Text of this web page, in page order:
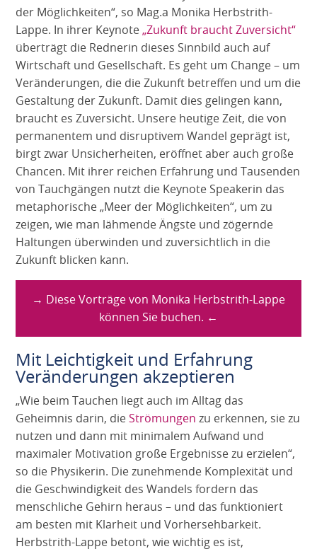
der Möglichkeiten“, so Mag.a Monika Herbstrith-
Lappe. In ihrer Keynote„Zukunft braucht Zuversicht“
überträgt die Rednerin dieses Sinnbild auch auf
Wirtschaft und Gesellschaft. Es geht um Change – um
Veränderungen, die die Zukunft betreffen und um die
Gestaltung der Zukunft. Damit dies gelingen kann,
braucht es Zuversicht. Unsere heutige Zeit, die von
permanentem und disruptivem Wandel geprägt ist,
birgt zwar Unsicherheiten, eröffnet aber auch große
Chancen. Mit ihrer reichen Erfahrung und Tausenden
von Tauchgängen nutzt die Keynote Speakerin das
metaphorische „Meer der Möglichkeiten“, um zu
zeigen, wie man lähmende Ängste und zögernde
Haltungen überwinden und zuversichtlich in die
Zukunft blicken kann.
→ Diese Vorträge von Monika Herbstrith-Lappe
können Sie buchen. ←
Mit Leichtigkeit und Erfahrung
Veränderungen akzeptieren
„Wie beim Tauchen liegt auch im Alltag das
Geheimnis darin, dieStrömungen zu erkennen, sie zu
nutzen und dann mit minimalem Aufwand und
maximaler Motivation große Ergebnisse zu erzielen“,
so die Physikerin. Die zunehmende Komplexität und
die Geschwindigkeit des Wandels fordern das
menschliche Gehirn heraus – und das funktioniert
am besten mit Klarheit und Vorhersehbarkeit.
Herbstrith-Lappe betont, wie wichtig es ist,